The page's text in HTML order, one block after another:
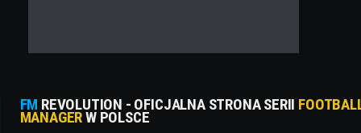
FM REVOLUTION - OFICJALNA STRONA SERII
MANAGERW POLSCE